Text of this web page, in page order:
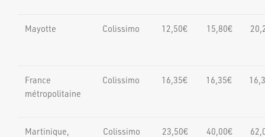
Mayotte Colissimo 12,50€ 15,80€
France
métropolitaine
Colissimo 16,35€ 16,35€
Martinique,
Colissimo 23,50€ 40,00€